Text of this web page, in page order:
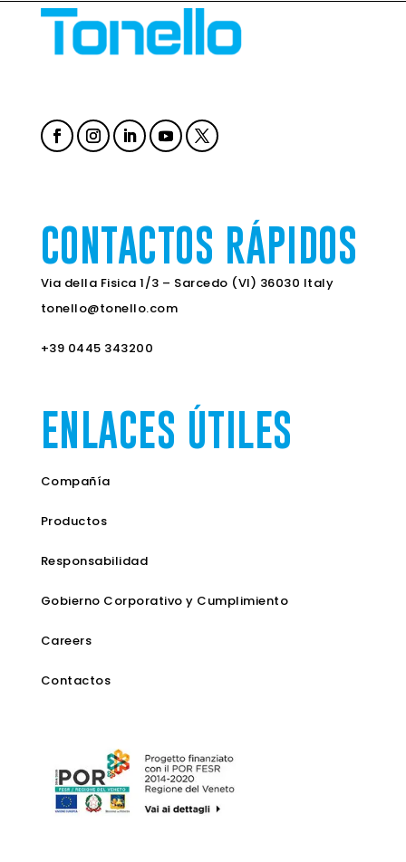
CONTACTOS RÁPIDOS
Via della Fisica 1/3 – Sarcedo (VI) 36030 Italy
tonello@tonello.com
+39 0445 343200
ENLACES ÚTILES
Compañía
Productos
Responsabilidad
Gobierno Corporativo y Cumplimiento
Careers
Contactos